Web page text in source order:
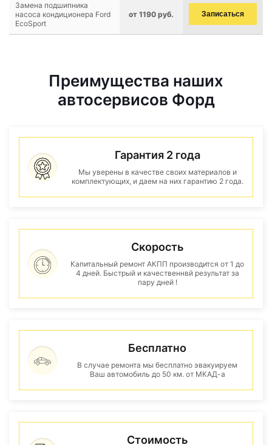
Замена подшипника
насоса кондиционера Ford
EcoSport
от 1190 руб. Записаться
Преимущества наших
автосервисов Форд
Гарантия 2 года
Мы уверены в качестве своих материалов и
комплектующих, и даем на них гарантию 2 года.
Скорость
Капитальный ремонт АКПП производится от 1 до
4 дней. Быстрый и качественнвй результат за
пару дней !
Бесплатно
В случае ремонта мы бесплатно эвакуируем
Ваш автомобиль до 50 км. от МКАД-а
Стоимость